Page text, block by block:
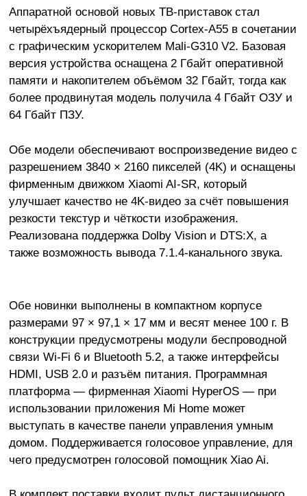
Аппаратной основой новых ТВ-приставок стал
четырёхъядерный процессор Cortex-A55 в сочетании
с графическим ускорителем Mali-G310 V2. Базовая
версия устройства оснащена 2 Гбайт оперативной
памяти и накопителем объёмом 32 Гбайт, тогда как
более продвинутая модель получила 4 Гбайт ОЗУ и
64 Гбайт ПЗУ.
Обе модели обеспечивают воспроизведение видео с
разрешением 3840 × 2160 пикселей (4K) и оснащены
фирменным движком Xiaomi AI-SR, который
улучшает качество не 4K-видео за счёт повышения
резкости текстур и чёткости изображения.
Реализована поддержка Dolby Vision и DTS:X, а
также возможность вывода 7.1.4-канального звука.
Обе новинки выполнены в компактном корпусе
размерами 97 × 97,1 × 17 мм и весят менее 100 г. В
конструкции предусмотрены модули беспроводной
связи Wi-Fi 6 и Bluetooth 5.2, а также интерфейсы
HDMI, USB 2.0 и разъём питания. Программная
платформа — фирменная Xiaomi HyperOS — при
использовании приложения Mi Home может
выступать в качестве панели управления умным
домом. Поддерживается голосовое управление, для
чего предусмотрен голосовой помощник Xiao Ai.